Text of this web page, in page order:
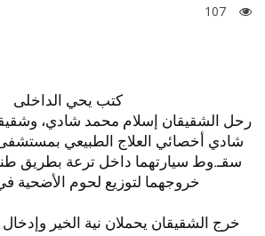
107
كتب يحي الداخلى
رحل الشقيقان إسلام محمد شادي،
شادي أخصائي العلاج الطبيعي بمستشفى
سقـ.وط سيارتهما داخل ترعة بطريق
خروجهما لتوزيع لحوم الأضحية في
خرج الشقيقان يحملان نية الخير